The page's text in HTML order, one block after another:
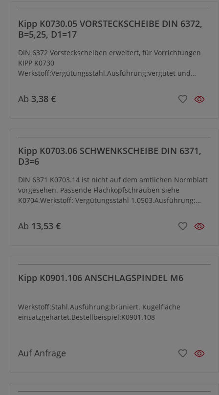
Kipp K0730.05 VORSTECKSCHEIBE DIN 6372,
B=5,25, D1=17
DIN 6372 Vorsteckscheiben erweitert, für Vorrichtungen
KIPP K0730
Werkstoff:Vergütungsstahl.Ausführung:vergütet und
Ab 3,38 €
Kipp K0703.06 SCHWENKSCHEIBE DIN 6371,
D3=6
DIN 6371 K0703.14 ist nicht auf dem amtlichen Normblatt
vorgesehen. Passende Flachkopfschrauben siehe
K0704.Werkstoff: Vergütungsstahl 1.0503.Ausführung:
Ab 13,53 €
Kipp K0901.106 ANSCHLAGSPINDEL M6
Werkstoff:Stahl.Ausführung:brüniert. Kugelfläche
einsatzgehärtet.Bestellbeispiel:K0901.108
Auf Anfrage